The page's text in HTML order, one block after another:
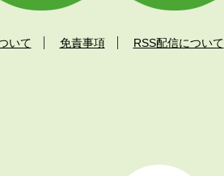
いて 免責事項 RSS配信について